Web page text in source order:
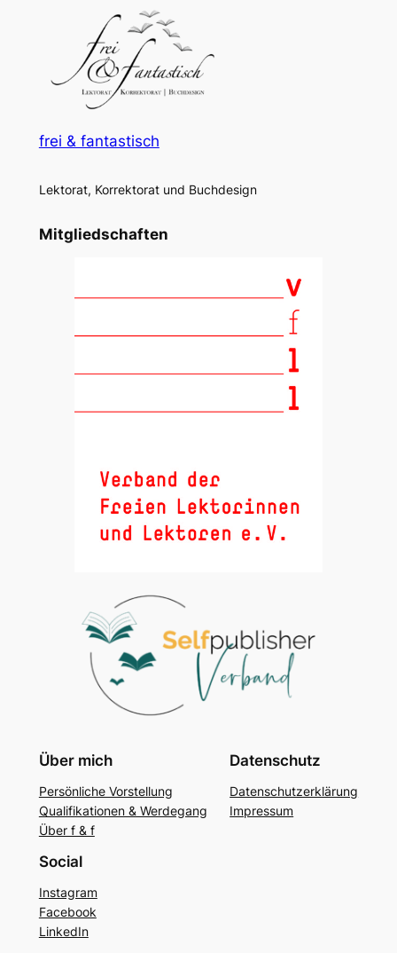
frei & fantastisch
Lektorat, Korrektorat und Buchdesign
Mitgliedschaften
Über mich
Persönliche Vorstellung
Qualifikationen & Werdegang
Über f & f
Datenschutz
Datenschutzerklärung
Impressum
Social
Instagram
Facebook
LinkedIn